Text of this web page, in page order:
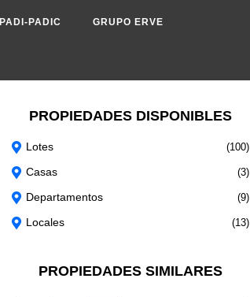
PADI-PADIC GRUPO ERVE
PROPIEDADES DISPONIBLES
Lotes (100)
Casas (3)
Departamentos (9)
Locales (13)
PROPIEDADES SIMILARES